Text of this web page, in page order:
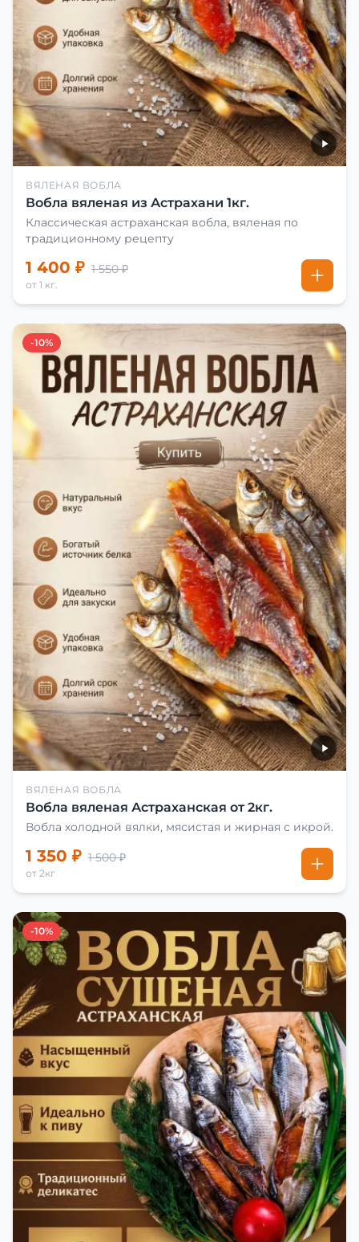
ВЯЛЕНАЯ ВОБЛА
Вобла вяленая из Астрахани 1кг.
Классическая астраханская вобла, вяленая по
традиционному рецепту
1 400 ₽ 1 550 ₽
от 1 кг.
-10%
ВЯЛЕНАЯ ВОБЛА
Вобла вяленая Астраханская от 2кг.
Вобла холодной вялки, мясистая и жирная с икрой.
1 350 ₽ 1 500 ₽
от 2кг
-10%